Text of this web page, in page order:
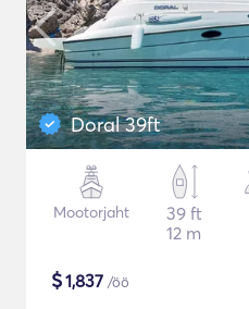
Doral 39ft
Mootorjaht
39 ft
12 m
$1,837 /öö